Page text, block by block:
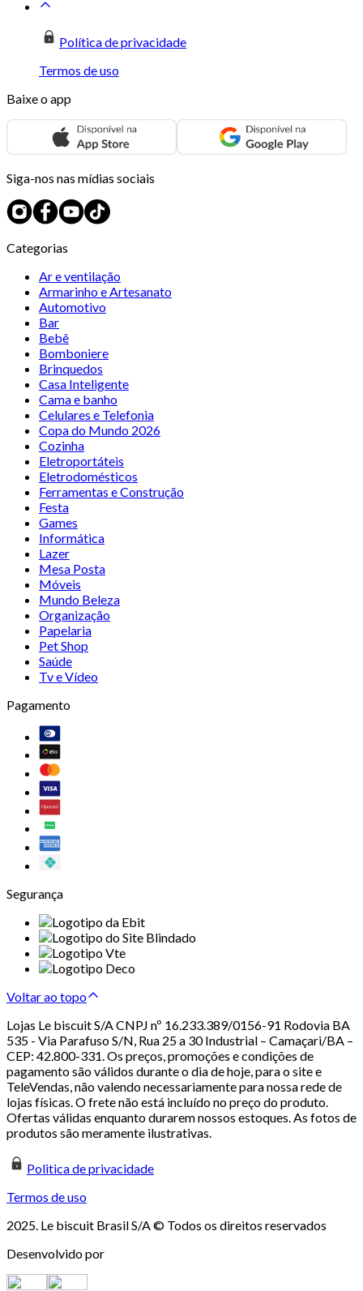
Política de privacidade
Termos de uso
Baixe o app
Siga-nos nas mídias sociais
Categorias
Ar e ventilação
Armarinho e Artesanato
Automotivo
Bar
Bebê
Bomboniere
Brinquedos
Casa Inteligente
Cama e banho
Celulares e Telefonia
Copa do Mundo 2026
Cozinha
Eletroportáteis
Eletrodomésticos
Ferramentas e Construção
Festa
Games
Informática
Lazer
Mesa Posta
Móveis
Mundo Beleza
Organização
Papelaria
Pet Shop
Saúde
Tv e Vídeo
Pagamento
Segurança
Voltar ao topo
Lojas Le biscuit S/A CNPJ nº 16.233.389/0156-91 Rodovia BA
535 - Via Parafuso S/N, Rua 25 a 30 Industrial – Camaçari/BA –
CEP: 42.800-331. Os preços, promoções e condições de
pagamento são válidos durante o dia de hoje, para o site e
TeleVendas, não valendo necessariamente para nossa rede de
lojas físicas. O frete não está incluído no preço do produto.
Ofertas válidas enquanto durarem nossos estoques. As fotos de
produtos são meramente ilustrativas.
Politica de privacidade
Termos de uso
2025. Le biscuit Brasil S/A © Todos os direitos reservados
Desenvolvido por